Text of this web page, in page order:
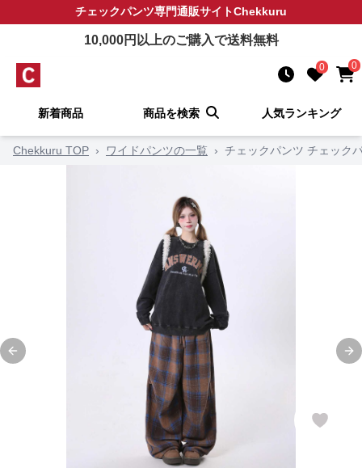
チェックパンツ専門通販サイトChekkuru
10,000円以上のご購入で送料無料
0 0
新着商品 商品を検索 人気ランキング
Chekkuru TOP › ワイドパンツの一覧 › チェックパンツ チェック
Previous slide